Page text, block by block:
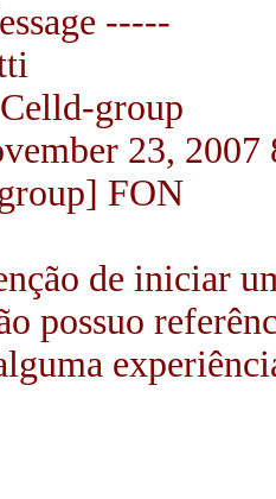
-----
group
23,
FON
de iniciar
possuo